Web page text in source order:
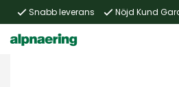
Snabb leverans Nöjd Kund